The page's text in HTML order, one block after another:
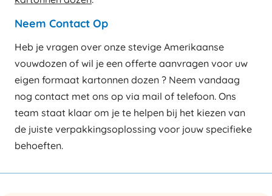
Neem Contact Op
Heb je vragen over onze stevige Amerikaanse
vouwdozen of wil je een offerte aanvragen voor uw
eigen formaat kartonnen dozen ? Neem vandaag
nog contact met ons op via mail of telefoon. Ons
team staat klaar om je te helpen bij het kiezen van
de juiste verpakkingsoplossing voor jouw specifieke
behoeften.